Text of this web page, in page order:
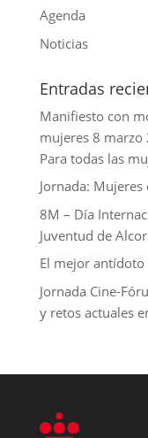
I
n
Agenda
Noticias
Entradas
Manifiesto con
mujeres 8 marzo
Para todas las
Jornada:
8M – Día
Juventud de
El mejor
Jornada Cine-
y retos actuales